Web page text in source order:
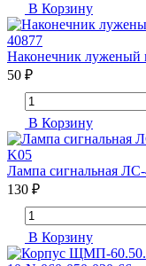
В Корзину
Наконечник
50 ₽
В Корзину
Лампа сигнальная
130 ₽
В Корзину